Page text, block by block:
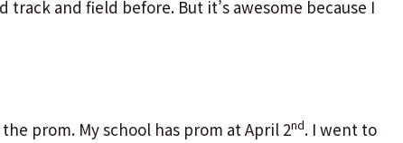
and field before. But it’s awesome because I
prom. My school has prom at April 2nd. I went to